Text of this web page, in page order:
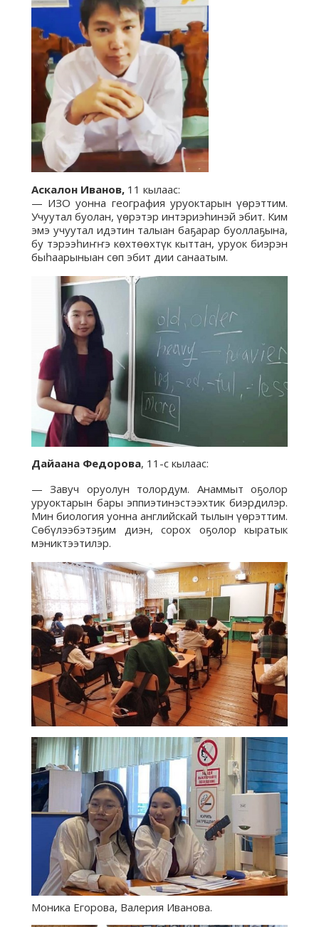
Аскалон Иванов, 11 кылаас:
— ИЗО уонна география уруоктарын үөрэттим.
Учуутал буолан, үөрэтэр интэриэһинэй эбит. Ким
эмэ учуутал идэтин талыан баҕарар буоллаҕына,
бу тэрээһиҥҥэ көхтөөхтүк кыттан, уруок биэрэн
быһаарыныан сөп эбит дии санаатым.
Дайаана Федорова, 11-с кылаас:
— Завуч оруолун толордум. Анаммыт оҕолор
уруоктарын бары эппиэтинэстээхтик биэрдилэр.
Мин биология уонна английскай тылын үөрэттим.
Сөбүлээбэтэҕим диэн, сорох оҕолор кыратык
мэниктээтилэр.
Моника Егорова, Валерия Иванова.